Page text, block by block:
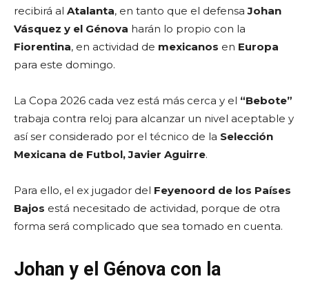
recibirá al Atalanta, en tanto que el defensaJohan
Vásquez y el Génova harán lo propio con la
Fiorentina, en actividad de mexicanos en Europa
para este domingo.
La Copa 2026 cada vez está más cerca y el “Bebote”
trabaja contra reloj para alcanzar un nivel aceptable y
así ser considerado por el técnico de la Selección
Mexicana de Futbol, Javier Aguirre.
Para ello, el ex jugador del Feyenoord de los Países
Bajos está necesitado de actividad, porque de otra
forma será complicado que sea tomado en cuenta.
Johan y el Génova con la